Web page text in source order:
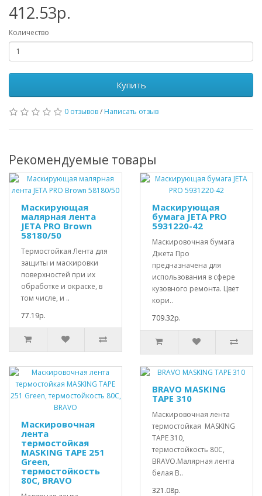
412.53р.
Количество
Купить
0 отзывов/ Написать отзыв
Рекомендуемые товары
Маскирующая
малярная лента
JETA PRO Brown
58180/50
Термостойкая Лента для
защиты и маскировки
поверхностей при их
обработке и окраске, в
том числе, и ..
77.19р.
Маскирующая
бумага JETA PRO
5931220-42
Маскировочная бумага
Джета Про
предназначена для
использования в сфере
кузовного ремонта. Цвет
кори..
709.32р.
Маскировочная
лента
термостойкая
MASKING TAPE 251
Green,
термостойкость
80С, BRAVO
BRAVO MASKING
TAPE 310
Маскировочная лента
термостойкая MASKING
TAPE 310,
термостойкость 80С,
BRAVO.Малярная лента
белая B..
321.08р.